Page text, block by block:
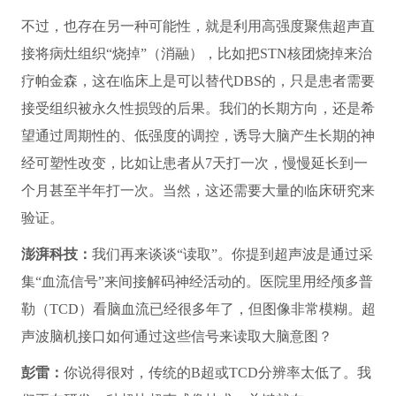
不过，也存在另一种可能性，就是利用高强度聚焦超声直
接将病灶组织“烧掉”（消融），比如把STN核团烧掉来治
疗帕金森，这在临床上是可以替代DBS的，只是患者需要
接受组织被永久性损毁的后果。我们的长期方向，还是希
望通过周期性的、低强度的调控，诱导大脑产生长期的神
经可塑性改变，比如让患者从7天打一次，慢慢延长到一
个月甚至半年打一次。当然，这还需要大量的临床研究来
验证。
澎湃科技： 我们再来谈谈“读取”。你提到超声波是通过采
集“血流信号”来间接解码神经活动的。医院里用经颅多普
勒（TCD）看脑血流已经很多年了，但图像非常模糊。超
声波脑机接口如何通过这些信号来读取大脑意图？
彭雷： 你说得很对，传统的B超或TCD分辨率太低了。我